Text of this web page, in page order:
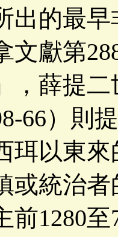
的最早
文獻第
，薛提
66）則
珥以東
或統治
前1280